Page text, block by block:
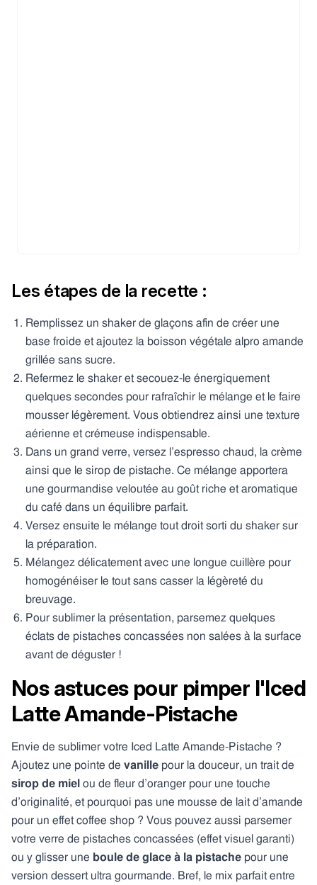
Les étapes de la recette :
Remplissez un shaker de glaçons afin de créer une
base froide et ajoutez la boisson végétale alpro amande
grillée sans sucre.
Refermez le shaker et secouez-le énergiquement
quelques secondes pour rafraîchir le mélange et le faire
mousser légèrement. Vous obtiendrez ainsi une texture
aérienne et crémeuse indispensable.
Dans un grand verre, versez l’espresso chaud, la crème
ainsi que le sirop de pistache. Ce mélange apportera
une gourmandise veloutée au goût riche et aromatique
du café dans un équilibre parfait.
Versez ensuite le mélange tout droit sorti du shaker sur
la préparation.
Mélangez délicatement avec une longue cuillère pour
homogénéiser le tout sans casser la légèreté du
breuvage.
Pour sublimer la présentation, parsemez quelques
éclats de pistaches concassées non salées à la surface
avant de déguster !
Nos astuces pour pimper l'Iced
Latte Amande-Pistache
Envie de sublimer votre Iced Latte Amande-Pistache ?
Ajoutez une pointe de vanille pour la douceur, un trait de
sirop de miel ou de fleur d’oranger pour une touche
d’originalité, et pourquoi pas une mousse de lait d’amande
pour un effet coffee shop ? Vous pouvez aussi parsemer
votre verre de pistaches concassées (effet visuel garanti)
ou y glisser une boule de glace à la pistache pour une
version dessert ultra gourmande. Bref, le mix parfait entre